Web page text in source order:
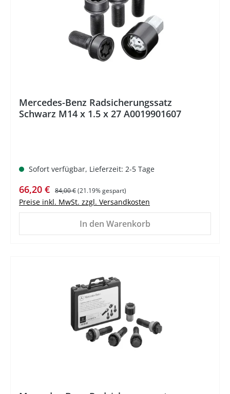
Mercedes-Benz Radsicherungssatz
Schwarz M14 x 1.5 x 27 A0019901607
Sofort verfügbar, Lieferzeit: 2-5 Tage
Verkaufspreis:
66,20 € Regulärer Preis:
84,00 €(21.19% gespart)
Preise inkl. MwSt. zzgl. Versandkosten
In den Warenkorb